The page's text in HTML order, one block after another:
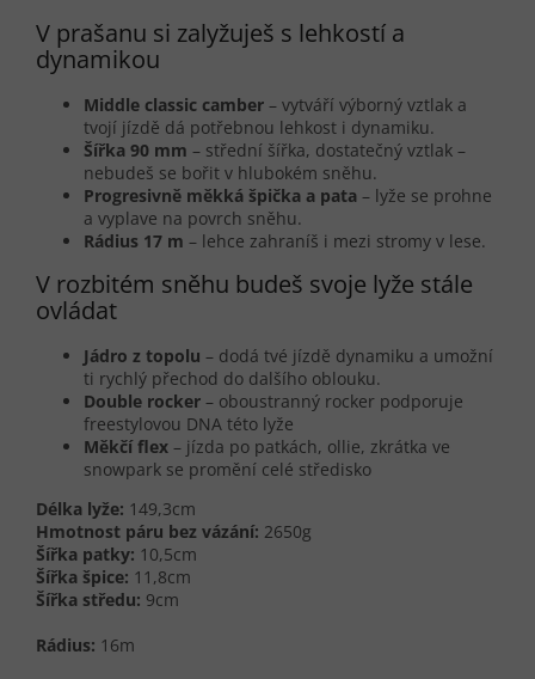
V prašanu si zalyžuješ s lehkostí a
dynamikou
Middle classic camber – vytváří výborný vztlak a
tvojí jízdě dá potřebnou lehkost i dynamiku.
Šířka 90 mm – střední šířka, dostatečný vztlak –
nebudeš se bořit v hlubokém sněhu.
Progresivně měkká špička a pata – lyže se prohne
a vyplave na povrch sněhu.
Rádius 17 m – lehce zahraníš i mezi stromy v lese.
V rozbitém sněhu budeš svoje lyže stále
ovládat
Jádro z topolu – dodá tvé jízdě dynamiku a umožní
ti rychlý přechod do dalšího oblouku.
Double rocker – oboustranný rocker podporuje
freestylovou DNA této lyže
Měkčí flex – jízda po patkách, ollie, zkrátka ve
snowpark se promění celé středisko
Délka lyže: 149,3cm
Hmotnost páru bez vázání: 2650g
Šířka patky: 10,5cm
Šířka špice: 11,8cm
Šířka středu: 9cm
Rádius: 16m